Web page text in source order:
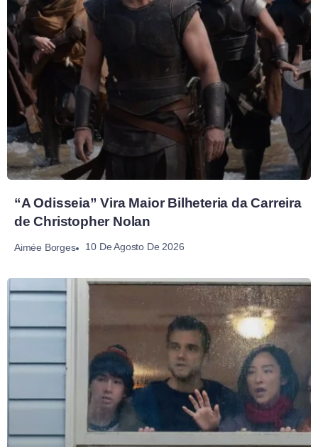
“A Odisseia” Vira Maior Bilheteria da Carreira
de Christopher Nolan
Aimée Borges 10 De Agosto De 2026